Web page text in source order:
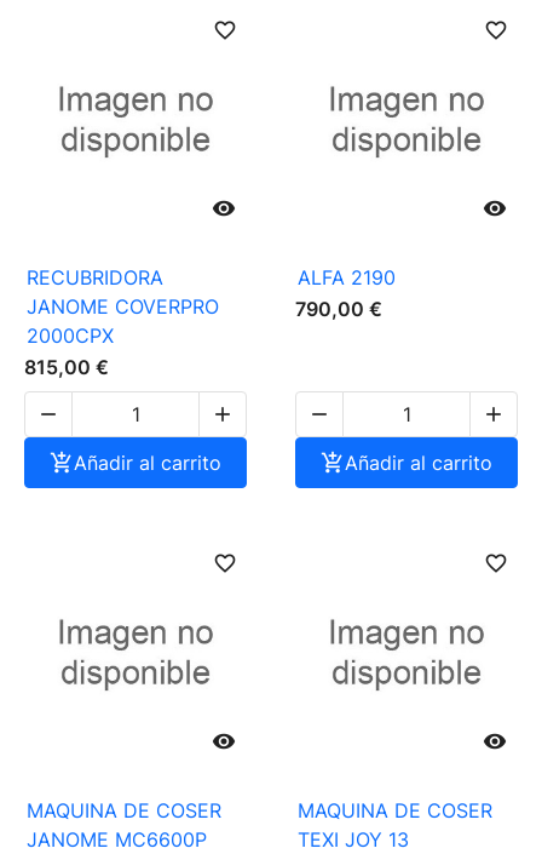

favorite_border
RECUBRIDORA
JANOME COVERPRO
2000CPX
815,00 €


Añadir al carrito

favorite_border
ALFA 2190
790,00 €


Añadir al carrito

favorite_border
MAQUINA DE COSER
JANOME MC6600P

favorite_border
MAQUINA DE COSER
TEXI JOY 13